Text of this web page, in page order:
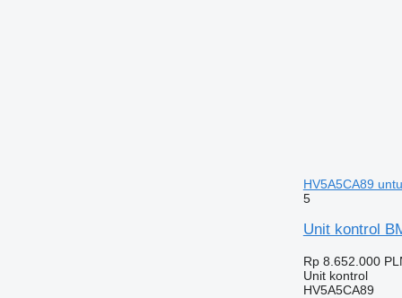
HV5A5CA89
5
Unit kontrol
Rp 8.652.000
Unit kontrol
HV5A5CA89